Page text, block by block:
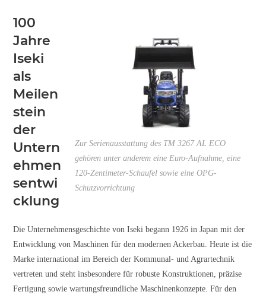
Zur Serienausstattung des TM 3267 AL ECO
gehören unter anderem eine Euro-Aufnahme, eine
120-Zentimeter-Schaufel sowie eine OPG-
Schutzvorrichtung
100
Jahre
Iseki
als
Meilen
stein
der
Untern
ehmen
sentwi
cklung
Die Unternehmensgeschichte von Iseki begann 1926 in Japan mit der
Entwicklung von Maschinen für den modernen Ackerbau. Heute ist die
Marke international im Bereich der Kommunal- und Agrartechnik
vertreten und steht insbesondere für robuste Konstruktionen, präzise
Fertigung sowie wartungsfreundliche Maschinenkonzepte. Für den